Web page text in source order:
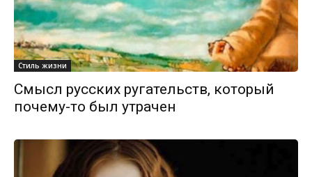
Стиль жизни
Смысл русских ругательств, который
почему-то был утрачен